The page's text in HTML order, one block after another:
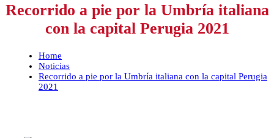
Recorrido a pie por la Umbría italiana
con la capital Perugia 2021
Home
Noticias
Recorrido a pie por la Umbría italiana con la capital Perugia
2021